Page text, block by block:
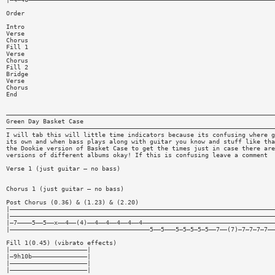
Order
Intro
Verse
Chorus
Fill 1
Verse
Chorus
Fill 2
Bridge
Verse
Chorus
End
Green Day Basket Case
I will tab this will little time indicators because its confusing where
its own and when bass plays along with guitar you know and stuff like
the Dookie version of Basket Case to get the times just in case there
versions of different albums okay! If this is confusing leave a comment
Verse 1 (just guitar — no bass)
Chorus 1 (just guitar — no bass)
Post Chorus (0.36) & (1.23) & (2.20)
Fill 1(0.45) (vibrato effects)
|—————————————————————|
|—9h10b———————————————|
|—————————————————————|
|—————————————————————|